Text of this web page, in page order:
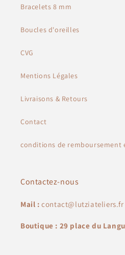
Bracelets 8 mm
Boucles d'oreilles
CVG
Mentions Légales
Livraisons & Retours
Contact
conditions de
Contactez-nous
Mail :contact@lutziateliers.fr
Boutique : 29 place du